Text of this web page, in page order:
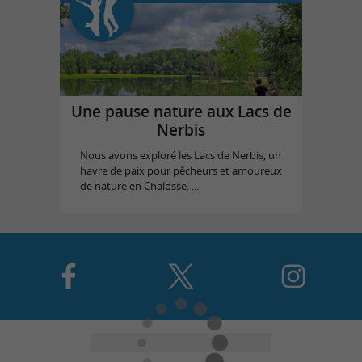
Une pause nature aux Lacs de
Nerbis
Nous avons exploré les Lacs de Nerbis, un
havre de paix pour pêcheurs et amoureux
de nature en Chalosse. ...